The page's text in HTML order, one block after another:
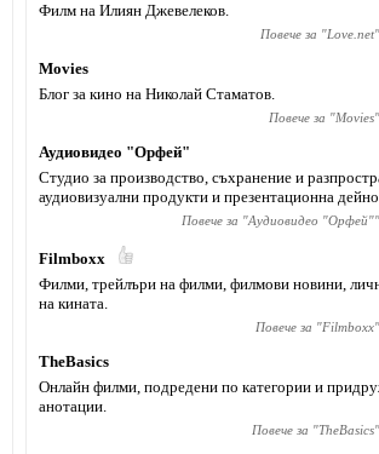
Филм на Илиян Джевелеков.
Повече за "Love.net"
Movies
Блог за кино на Николай Стаматов.
Повече за "Movies"
Аудиовидео "Орфей"
Студио за производство, съхранение и
аудиовизуални продукти и презентационна
Повече за "Аудиовидео "Орфей""
Filmboxx
Филми, трейлъри на филми, филмови новини,
на кината.
Повече за "Filmboxx"
TheBasics
Онлайн филми, подредени по категории и
анотации.
Повече за "TheBasics"